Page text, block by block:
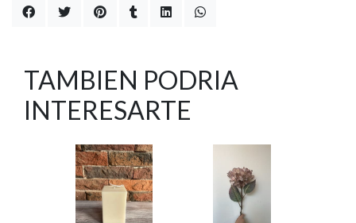
TAMBIEN PODRIA
INTERESARTE